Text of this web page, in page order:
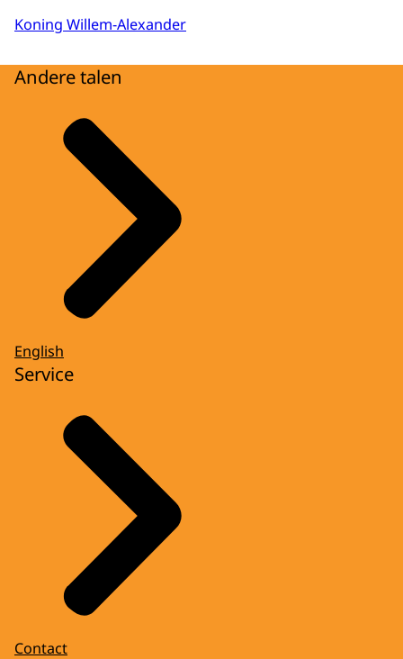
Koning Willem-Alexander
Andere talen
English
Service
Contact